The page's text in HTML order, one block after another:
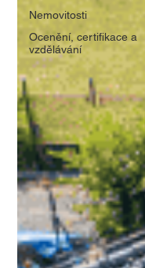
Nemovitosti
Ocenění, certifikace a
vzdělávání